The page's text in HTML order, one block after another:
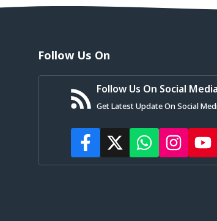
Follow Us On
Follow Us On Social Media
Get Latest Update On Social